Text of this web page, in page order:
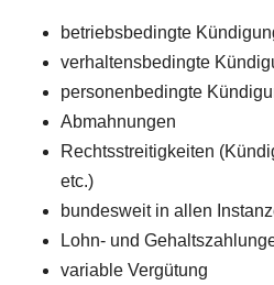
betriebsbedingte
verhaltensbedingte
personenbedingte
Abmahnungen
Rechtsstreitigkeiten
etc.)
bundesweit in allen
Lohn- und
variable Vergütung